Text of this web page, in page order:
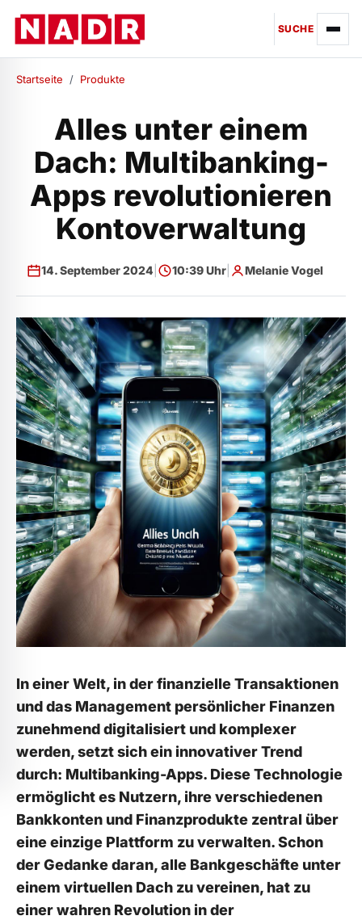
SUCHE
Startseite / Produkte
Alles unter einem
Dach: Multibanking-
Apps revolutionieren
Kontoverwaltung
14. September 2024 10:39 Uhr Melanie Vogel
In einer Welt, in der finanzielle Transaktionen
und das Management persönlicher Finanzen
zunehmend digitalisiert und komplexer
werden, setzt sich ein innovativer Trend
durch: Multibanking-Apps. Diese Technologie
ermöglicht es Nutzern, ihre verschiedenen
Bankkonten und Finanzprodukte zentral über
eine einzige Plattform zu verwalten. Schon
der Gedanke daran, alle Bankgeschäfte unter
einem virtuellen Dach zu vereinen, hat zu
einer wahren Revolution in der